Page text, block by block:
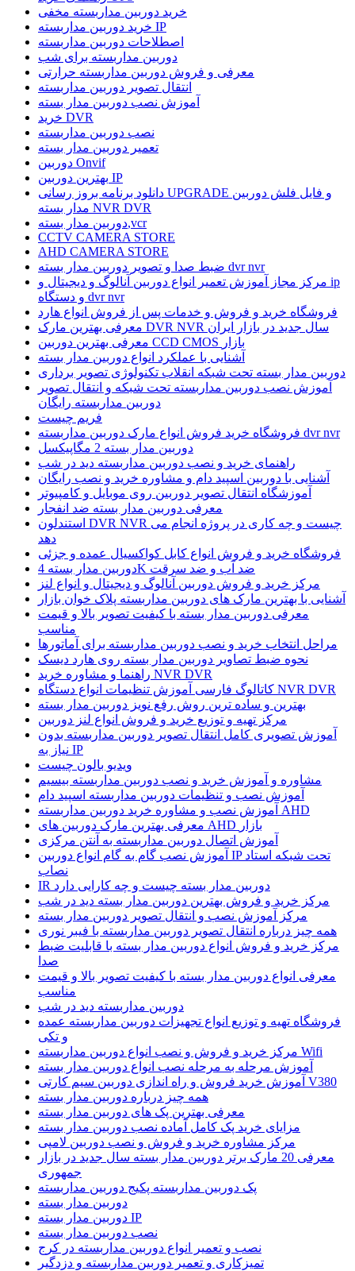
خرید دوربین مداربسته مخفی
خرید دوربین مداربسته IP
اصطلاحات دوربین مداربسته
دوربین مداربسته برای شب
معرفی و فروش دوربین مداربسته حرارتی
انتقال تصویر دوربین مداربسته
آموزش نصب دوربین مدار بسته
خرید DVR
نصب دوربین مداربسته
تعمیر دوربین مدار بسته
دوربین Onvif
بهترین دوربین IP
دانلود برنامه بروز رسانی UPGRADE و فایل فلش دوربین
مدار بسته NVR DVR
دوربین مدار بسته,vcr
CCTV CAMERA STORE
AHD CAMERA STORE
ضبط صدا و تصویر دوربین مدار بسته dvr nvr
مرکز مجاز آموزش تعمیر انواع دوربین آنالوگ و دیجیتال و ip
و دستگاه dvr nvr
فروشگاه خرید و فروش و خدمات پس از فروش انواع هارد
معرفی بهترین مارک DVR NVR سال جدید در بازار ایران
معرفی بهترین دوربین CCD CMOS بازار
آشنایی با عملکرد انواع دوربین مدار بسته
دوربین مدار بسته تحت شبکه انقلاب تکنولوژی تصویر برداری
آموزش نصب دوربین مداربسته تحت شبکه و انتقال تصویر
دوربین مداربسته رایگان
فریم چیست
فروشگاه خرید فروش انواع مارک دوربین مداربسته dvr nvr
دوربین مدار بسته 2 مگاپیکسل
راهنمای خرید و نصب دوربین مداربسته ديد در شب
آشنایی با دوربین اسپید دام و مشاوره خرید و نصب رایگان
آموزشگاه انتقال تصویر دوربین روی موبایل و کامپیوتر
معرفی دوربین مدار بسته ضد انفجار
استندلون DVR NVR چیست و چه کاری در پروژه انجام می
دهد
فروشگاه خرید و فروش انواع کابل کواکسیال عمده و جزئی
دوربین مدار بسته 4K ضد آب و ضد سرقت
مرکز خرید و فروش دوربین آنالوگ و دیجیتال و انواع لنز
آشنایی با بهترین مارک های دوربين مداربسته پلاک خوان بازار
معرفی دوربین مدار بسته با کیفیت تصویر بالا و قیمت
مناسب
مراحل انتخاب خرید و نصب دوربین مداربسته برای آماتورها
نحوه ضبط تصاویر دوربین مدار بسته روی هارد دیسک
راهنما و مشاوره خرید NVR DVR
کاتالوگ فارسی آموزش تنظیمات انواع دستگاه NVR DVR
بهترین و ساده ترین روش رفع نویز دوربین مدار بسته
مرکز تهیه و توزیع خرید و فروش انواع لنز دوربین
آموزش تصویری کامل انتقال تصویر دوربین مداربسته بدون
نیاز به IP
ویدیو بالون چیست
مشاوره و آموزش خرید و نصب دوربین مداربسته بیسیم
آموزش نصب و تنظیمات دوربین مداربسته اسپید دام
آموزش نصب و مشاوره خرید دوربین مداربسته AHD
معرفی بهترین مارک دوربین های AHD بازار
آموزش اتصال دوربین مداربسته به آنتن مرکزی
آموزش نصب گام به گام انواع دوربین IP تحت شبکه استاد
نصاب
IR دوربین مدار بسته چیست و چه کارایی دارد
مرکز خرید و فروش بهترین دوربین مدار بسته دید در شب
مرکز آموزش نصب و انتقال تصویر دوربین مدار بسته
همه چیز درباره انتقال تصویر دوربین مداربسته با فیبر نوری
مرکز خرید و فروش انواع دوربین مدار بسته با قابلیت ضبط
صدا
معرفی انواع دوربین مدار بسته با کیفیت تصویر بالا و قیمت
مناسب
دوربین مداربسته دید در شب
فروشگاه تهیه و توزیع انواع تجهیزات دوربین مداربسته عمده
و تکی
مرکز خرید و فروش و نصب انواع دوربین مداربسته Wifi
آموزش مرحله به مرحله نصب انواع دوربین مدار بسته
آموزش خرید فروش و راه اندازی دوربین سیم کارتی V380
همه چیز درباره دوربین مدار بسته
معرفی بهترین پک های دوربین مدار بسته
مزایای خرید پک کامل آماده نصب دوربین مدار بسته
مرکز مشاوره خرید و فروش و نصب دوربین لامپی
معرفی 20 مارک برتر دوربین مدار بسته سال جدید در بازار
جمهوری
پک دوربین مداربسته پکیج دوربین مداربسته
دوربین مدار بسته
دوربین مدار بسته IP
نصب دوربین مدار بسته
نصب و تعمیر انواع دوربین مداربسته در کرج
تمیزکاری و تعمیر دوربین مداربسته و دزدگیر